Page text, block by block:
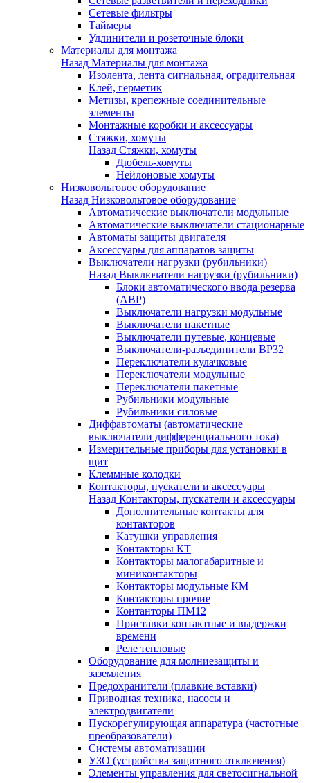
Сетевые фильтры
Таймеры
Удлинители и розеточные блоки
Материалы для монтажа
Назад Материалы для монтажа
Изолента, лента сигнальная, оградительная
Клей, герметик
Метизы, крепежные соединительные
элементы
Монтажные коробки и аксессуары
Стяжки, хомуты
Назад Стяжки, хомуты
Дюбель-хомуты
Нейлоновые хомуты
Низковольтовое оборудование
Назад Низковольтовое оборудование
Автоматические выключатели модульные
Автоматические выключатели стационарные
Автоматы защиты двигателя
Аксессуары для аппаратов защиты
Выключатели нагрузки (рубильники)
Назад Выключатели нагрузки (рубильники)
Блоки автоматического ввода резерва
(АВР)
Выключатели нагрузки модульные
Выключатели пакетные
Выключатели путевые, концевые
Выключатели-разъединители ВР32
Переключатели кулачковые
Переключатели модульные
Переключатели пакетные
Рубильники модульные
Рубильники силовые
Диффавтоматы (автоматические
выключатели дифференциального тока)
Измерительные приборы для установки в
щит
Клеммные колодки
Контакторы, пускатели и аксессуары
Назад Контакторы, пускатели и аксессуары
Дополнительные контакты для
контакторов
Катушки управления
Контакторы КТ
Контакторы малогабаритные и
миниконтакторы
Контакторы модульные КМ
Контакторы прочие
Контанторы ПМ12
Приставки контактные и выдержки
времени
Реле тепловые
Оборудование для молниезащиты и
заземления
Предохранители (плавкие вставки)
Приводная техника, насосы и
электродвигатели
Пускорегулирующая аппаратура (частотные
преобразователи)
Системы автоматизации
УЗО (устройства защитного отключения)
Элементы управления для светосигнальной